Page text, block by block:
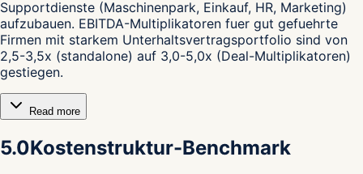
Supportdienste (Maschinenpark, Einkauf, HR, Marketing)
aufzubauen. EBITDA-Multiplikatoren fuer gut gefuehrte
Firmen mit starkem Unterhaltsvertragsportfolio sind von
2,5-3,5x (standalone) auf 3,0-5,0x (Deal-Multiplikatoren)
gestiegen.
Read more
5.0Kostenstruktur-Benchmark